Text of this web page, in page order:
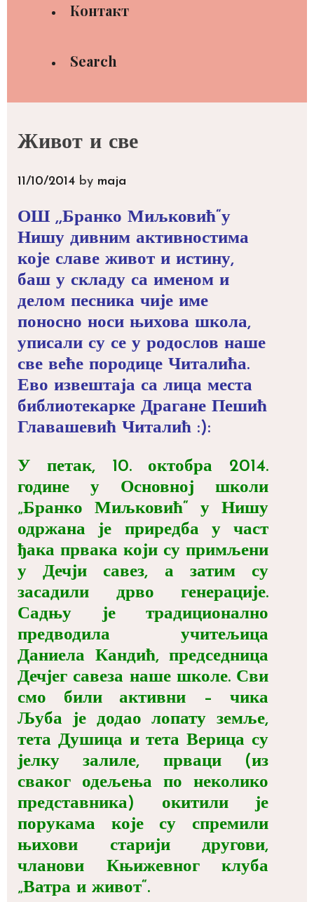
Контакт
Search
Живот и све
11/10/2014 by maja
ОШ ,,Бранко Миљковић“у
Нишу дивним активностима
које славе живот и истину,
баш у складу са именом и
делом песника чије име
поносно носи њихова школа,
уписали су се у родослов наше
све веће породице Читалића.
Ево извештаја са лица места
библиотекарке Драгане Пешић
Главашевић Читалић :):
У петак, 10. октобра 2014.
године у Основној школи
„Бранко Миљковић“ у Нишу
одржана је приредба у част
ђака првака који су примљени
у Дечји савез, а затим су
засадили дрво генерације.
Садњу је традиционално
предводила учитељица
Даниела Кандић, председница
Дечјег савеза наше школе. Сви
смо били активни – чика
Љуба је додао лопату земље,
тета Душица и тета Верица су
јелку залиле, прваци (из
сваког одељења по неколико
представника) окитили је
порукама које су спремили
њихови старији другови,
чланови Књижевног клуба
„Ватра и живот“.